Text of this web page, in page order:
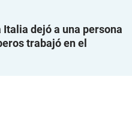
dejó a una persona
trabajó en el